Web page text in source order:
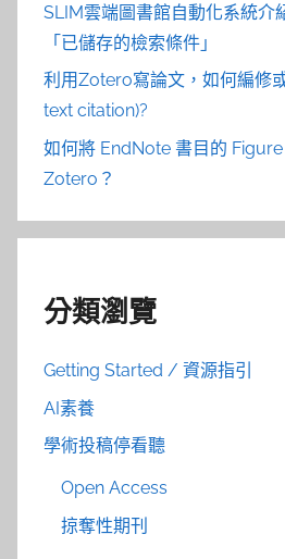
SLIM雲端圖書館自動化系統介
「已儲存的檢索條件」
利用Zotero寫論文，如何編修
text citation)?
如何將 EndNote 書目的
Zotero？
分類瀏覽
Getting Started / 資源指引
AI素養
學術投稿停看聽
Open Access
掠奪性期刊